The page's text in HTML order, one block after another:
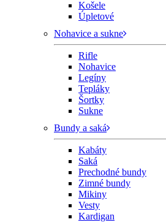
Košele
Úpletové
Nohavice a sukne
Rifle
Nohavice
Legíny
Tepláky
Šortky
Sukne
Bundy a saká
Kabáty
Saká
Prechodné bundy
Zimné bundy
Mikiny
Vesty
Kardigan